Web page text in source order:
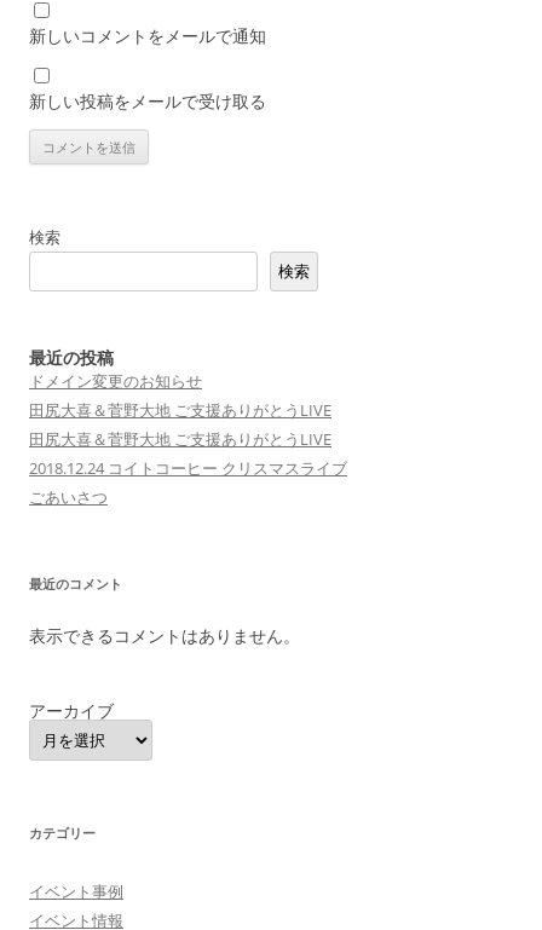
新しいコメントをメールで通知
新しい投稿をメールで受け取る
検索
検索
最近の投稿
ドメイン変更のお知らせ
田尻大喜＆菅野大地 ご支援ありがとうLIVE
田尻大喜＆菅野大地 ご支援ありがとうLIVE
2018.12.24 コイトコーヒー クリスマスライブ
ごあいさつ
最近のコメント
表示できるコメントはありません。
アーカイブ
カテゴリー
イベント事例
イベント情報